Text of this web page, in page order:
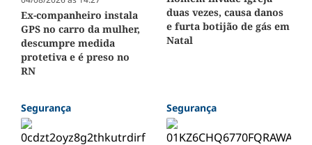
Ex-companheiro instala
GPS no carro da mulher,
descumpre medida
protetiva e é preso no
RN
duas vezes, causa danos
e furta botijão de gás em
Natal
Segurança Segurança